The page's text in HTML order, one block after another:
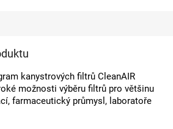
kanystrových filtrů CleanAIR
možnosti výběru filtrů pro většinu
farmaceutický průmysl, laboratoře